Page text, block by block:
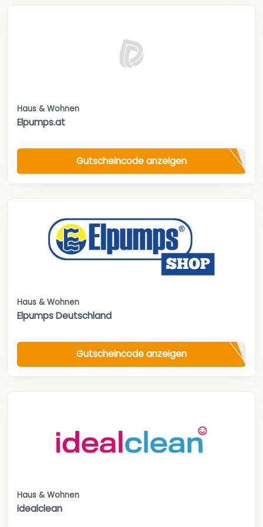
Haus & Wohnen
Elpumps.at
Gutscheincode anzeigen
Haus & Wohnen
Elpumps Deutschland
Gutscheincode anzeigen
Haus & Wohnen
idealclean